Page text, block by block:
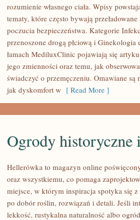
CYKL
MIESIĄCZKOWY
ZABURZENIA
rozumienie własnego ciała. Wpisy
tematy, które często bywają
poczucia bezpieczeństwa. Kategorie
przenoszone drogą płciową i
łamach MediluxClinic pojawiają się
jego zmienności oraz temu, jak
świadczyć o przemęczeniu. Omawiane są
jak dyskomfort w [ Read More ]
Ogrody historyczne
Hellerówka to magazyn online
oraz wszystkiemu, co pomaga
miejsce, w którym inspiracja spotyka się
po dobór roślin, rozwiązań i detali. Jeśli
lekkość, rustykalna naturalność albo